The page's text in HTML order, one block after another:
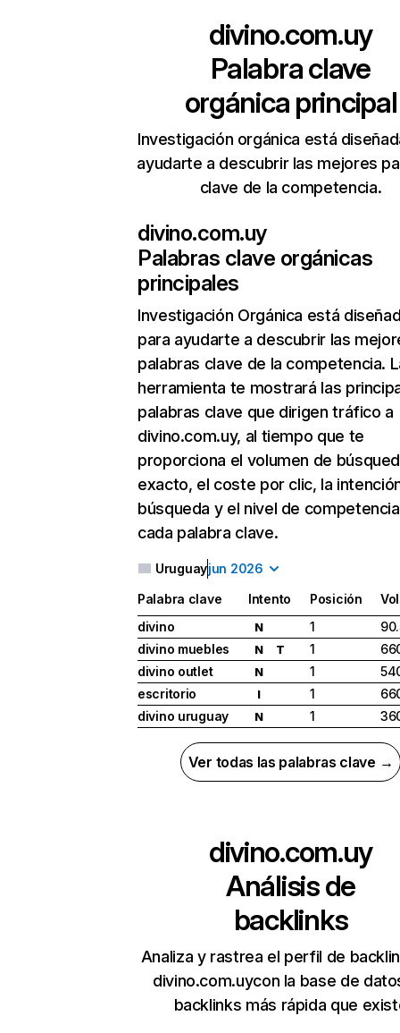
divino.com.uy
Palabra clave
orgánica principal
Investigación orgánica está
ayudarte a descubrir las mejores
clave de la competencia.
divino.com.uy
Palabras clave orgánicas
principales
Investigación Orgánica está
para ayudarte a descubrir las
palabras clave de la competencia.
herramienta te mostrará las
palabras clave que dirigen tráfico a
divino.com.uy, al tiempo que te
proporciona el volumen de
exacto, el coste por clic, la
búsqueda y el nivel de
cada palabra clave.
Uruguayjun 2026
Palabra clave Intento Posición
divino
N 1
divino muebles
N T 1
divino outlet
N 1
escritorio
I 1
divino uruguay
N 1
Ver todas las palabras clave →
divino.com.uy
Análisis de
backlinks
Analiza y rastrea el perfil de
divino.com.uycon la base de
backlinks más rápida que